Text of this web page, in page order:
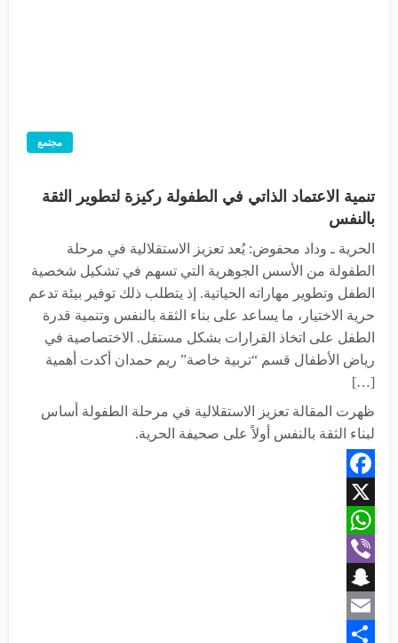
مجتمع
تنمية الاعتماد الذاتي في الطفولة ركيزة لتطوير الثقة
بالنفس
الحرية ـ وداد محفوض: يُعد تعزيز الاستقلالية في مرحلة
الطفولة من الأسس الجوهرية التي تسهم في تشكيل شخصية
الطفل وتطوير مهاراته الحياتية. إذ يتطلب ذلك توفير بيئة تدعم
حرية الاختيار، ما يساعد على بناء الثقة بالنفس وتنمية قدرة
الطفل على اتخاذ القرارات بشكل مستقل. الاختصاصية في
رياض الأطفال قسم “تربية خاصة” ريم حمدان أكدت أهمية
[…]
ظهرت المقالة تعزيز الاستقلالية في مرحلة الطفولة أساس
لبناء الثقة بالنفس أولاً على صحيفة الحرية.
Facebook
X
WhatsApp
Viber
Snapchat
Email